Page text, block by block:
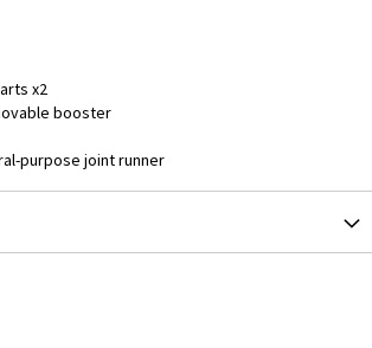
x2
booster
purpose joint runner